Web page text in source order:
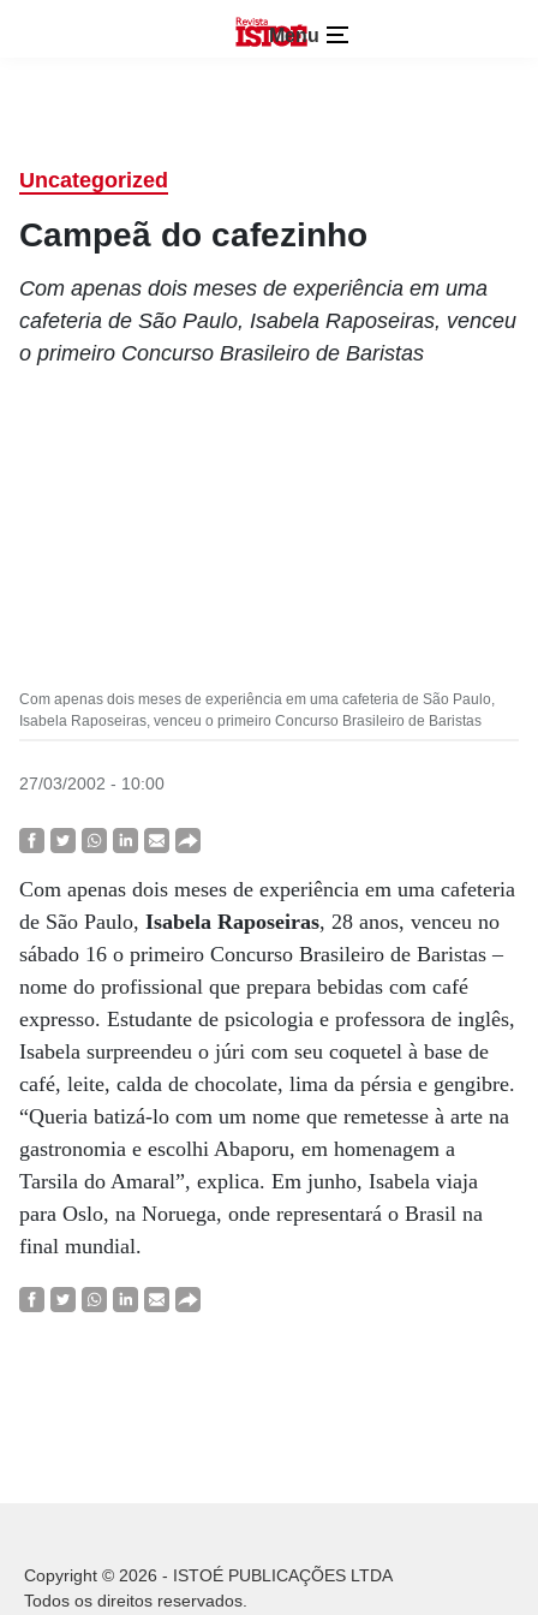
Menu
Uncategorized
Campeã do cafezinho
Com apenas dois meses de experiência em uma
cafeteria de São Paulo, Isabela Raposeiras, venceu
o primeiro Concurso Brasileiro de Baristas
Com apenas dois meses de experiência em uma cafeteria de São Paulo,
Isabela Raposeiras, venceu o primeiro Concurso Brasileiro de Baristas
27/03/2002 - 10:00
Com apenas dois meses de experiência em uma cafeteria
de São Paulo, Isabela Raposeiras, 28 anos, venceu no
sábado 16 o primeiro Concurso Brasileiro de Baristas –
nome do profissional que prepara bebidas com café
expresso. Estudante de psicologia e professora de inglês,
Isabela surpreendeu o júri com seu coquetel à base de
café, leite, calda de chocolate, lima da pérsia e gengibre.
“Queria batizá-lo com um nome que remetesse à arte na
gastronomia e escolhi Abaporu, em homenagem a
Tarsila do Amaral”, explica. Em junho, Isabela viaja
para Oslo, na Noruega, onde representará o Brasil na
final mundial.
Copyright © 2026 - ISTOÉ PUBLICAÇÕES LTDA
Todos os direitos reservados.